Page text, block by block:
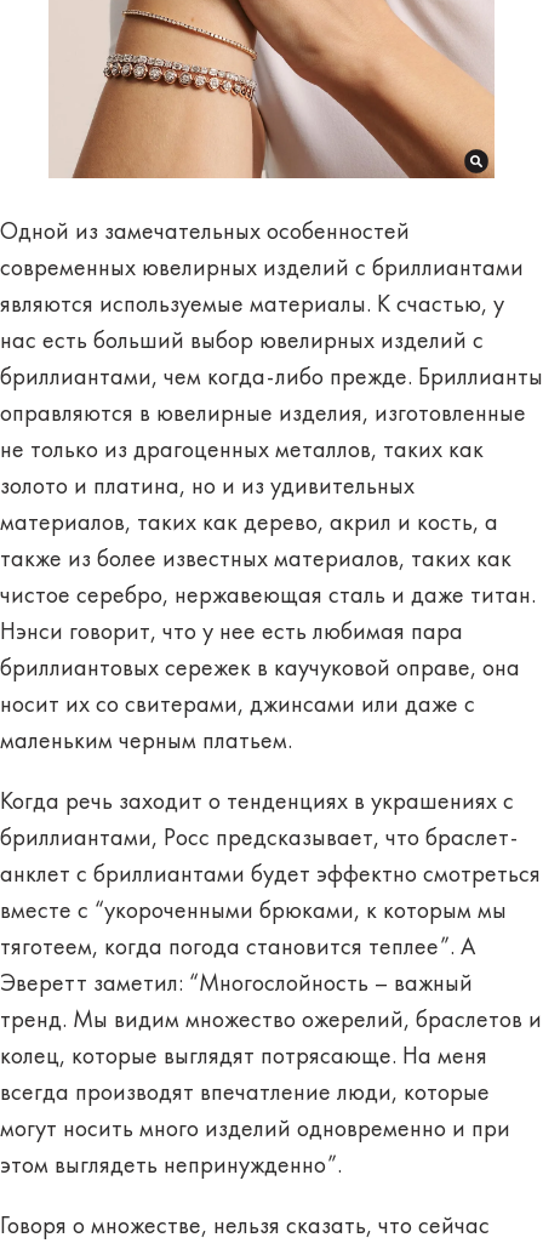
Одной из замечательных особенностей
современных ювелирных изделий с бриллиантами
являются используемые материалы. К счастью, у
нас есть больший выбор ювелирных изделий с
бриллиантами, чем когда-либо прежде. Бриллианты
оправляются в ювелирные изделия, изготовленные
не только из драгоценных металлов, таких как
золото и платина, но и из удивительных
материалов, таких как дерево, акрил и кость, а
также из более известных материалов, таких как
чистое серебро, нержавеющая сталь и даже титан.
Нэнси говорит, что у нее есть любимая пара
бриллиантовых сережек в каучуковой оправе, она
носит их со свитерами, джинсами или даже с
маленьким черным платьем.
Когда речь заходит о тенденциях в украшениях с
бриллиантами, Росс предсказывает, что браслет-
анклет с бриллиантами будет эффектно смотреться
вместе с “укороченными брюками, к которым мы
тяготеем, когда погода становится теплее”. А
Эверетт заметил: “Многослойность – важный
тренд. Мы видим множество ожерелий, браслетов и
колец, которые выглядят потрясающе. На меня
всегда производят впечатление люди, которые
могут носить много изделий одновременно и при
этом выглядеть непринужденно”.
Говоря о множестве, нельзя сказать, что сейчас